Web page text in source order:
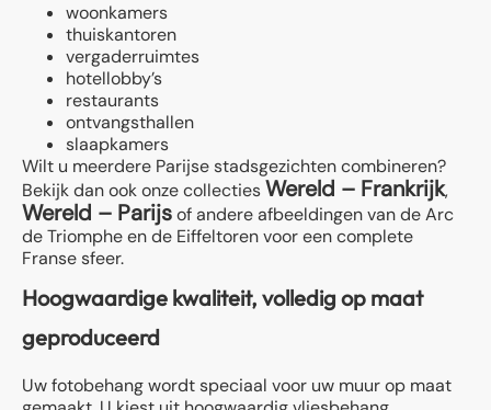
woonkamers
thuiskantoren
vergaderruimtes
hotellobby’s
restaurants
ontvangsthallen
slaapkamers
Wilt u meerdere Parijse stadsgezichten combineren?
Bekijk dan ook onze collectiesWereld – Frankrijk,
Wereld – Parijsof andere afbeeldingen van de Arc
de Triomphe en de Eiffeltoren voor een complete
Franse sfeer.
Hoogwaardige kwaliteit, volledig op maat
geproduceerd
Uw fotobehang wordt speciaal voor uw muur op maat